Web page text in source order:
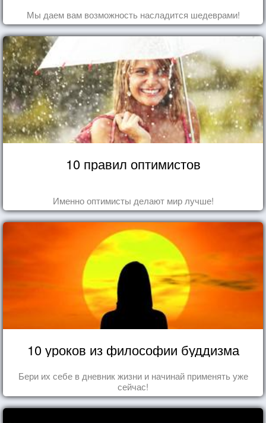
Мы даем вам возможность насладится шедеврами!
10 правил оптимистов
Именно оптимисты делают мир лучше!
10 уроков из философии буддизма
Бери их себе в дневник жизни и начинай применять уже
сейчас!